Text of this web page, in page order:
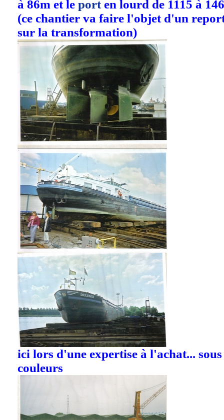
à 86m et le porten lourd de 1115 à
(ce chantier va faire l'objet d'un
sur la transformation)
ici lors d'une expertise à l'achat... sous
couleurs